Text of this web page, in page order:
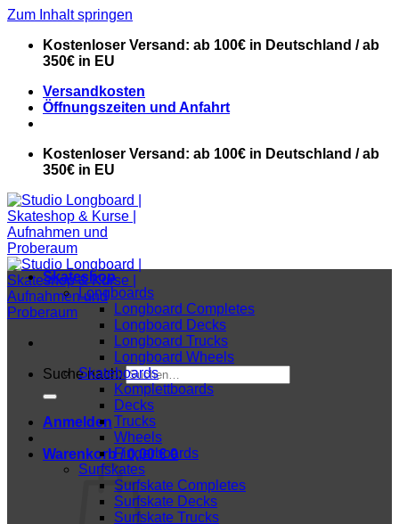
Zum Inhalt springen
Kostenloser Versand: ab 100€ in Deutschland / ab
350€ in EU
Versandkosten
Öffnungszeiten und Anfahrt
Kostenloser Versand: ab 100€ in Deutschland / ab
350€ in EU
Suche nach:
Anmelden
Warenkorb /0,00€ 0
Skateshop
Longboards
Longboard Completes
Longboard Decks
Longboard Trucks
Longboard Wheels
Skateboards
Komplettboards
Decks
Trucks
Wheels
Fingerboards
Surfskates
Surfskate Completes
Surfskate Decks
Surfskate Trucks